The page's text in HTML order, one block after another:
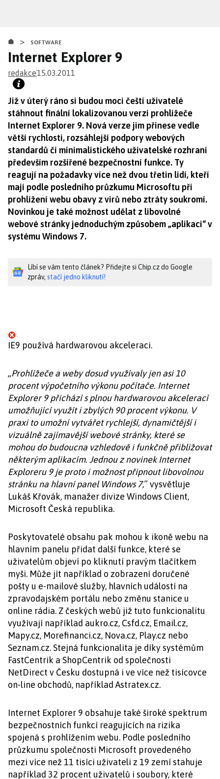
obsahu
> SOFTWARE
Internet Explorer 9
redakce15.03.2011
Již v úterý ráno si budou moci čeští uživatelé
stáhnout finální lokalizovanou verzi prohlížeče
Internet Explorer 9. Nová verze jim přinese vedle
větší rychlosti, rozsáhlejší podpory webových
standardů či minimalistického uživatelské rozhraní
především rozšířené bezpečnostní funkce. Ty
reagují na požadavky více než dvou třetin lidí, kteří
mají podle posledního průzkumu Microsoftu při
prohlížení webu obavy z virů nebo ztráty soukromí.
Novinkou je také možnost udělat z libovolné
webové stránky jednoduchým způsobem „aplikaci“ v
systému Windows 7.
Líbí se vám tento článek? Přidejte si Chip.cz do Google
zpráv, stačí jedno kliknutí!
IE9 používá hardwarovou akceleraci.
„Prohlížeče a weby dosud využívaly jen asi 10
procent výpočetního výkonu počítače. Internet
Explorer 9 přichází s plnou hardwarovou akcelerací
umožňující využít i zbylých 90 procent výkonu. V
praxi to umožní vytvářet rychlejší, dynamičtější i
vizuálně zajímavější webové stránky, které se
mohou do budoucna vzhledově i funkčně přibližovat
některým aplikacím. Jednou z novinek Internet
Exploreru 9 je proto i možnost připnout libovolnou
stránku na hlavní panel Windows 7,” vysvětluje
Lukáš Křovák, manažer divize Windows Client,
Microsoft Česká republika.
Poskytovatelé obsahu pak mohou k ikoně webu na
hlavním panelu přidat další funkce, které se
uživatelům objeví po kliknutí pravým tlačítkem
myši. Může jít například o zobrazení doručené
pošty u e-mailové služby, hlavních událostí na
zpravodajském portálu nebo změnu stanice u
online rádia. Z českých webů již tuto funkcionalitu
využívají například aukro.cz, Csfd.cz, Email.cz,
Mapy.cz, Morefinanci.cz, Nova.cz, Play.cz nebo
Seznam.cz. Stejná funkcionalita je díky systémům
FastCentrik a ShopCentrik od společnosti
NetDirect v Česku dostupná i ve více než tisícovce
on-line obchodů, například Astratex.cz.
Internet Explorer 9 obsahuje také široké spektrum
bezpečnostních funkcí reagujících na rizika
spojená s prohlížením webu. Podle posledního
průzkumu společnosti Microsoft provedeného
mezi více než 11 tisíci uživateli z 19 zemí stahuje
například 32 procent uživatelů i soubory, které